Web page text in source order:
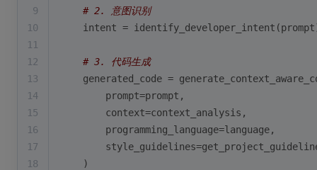
9
# 2. 意图识别
10
intent =
11
12
# 3. 代码生成
13
generated_code =
14
        prompt=prompt,
15
        context=context_analysis,
16
        programming_language=language,
17
18
    )